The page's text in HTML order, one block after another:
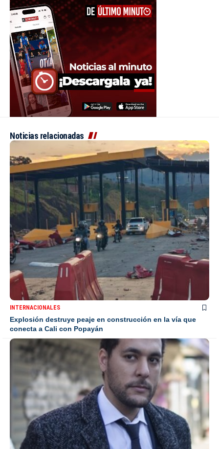
Noticias relacionadas
INTERNACIONALES
Explosión destruye peaje en construcción en la vía que
conecta a Cali con Popayán